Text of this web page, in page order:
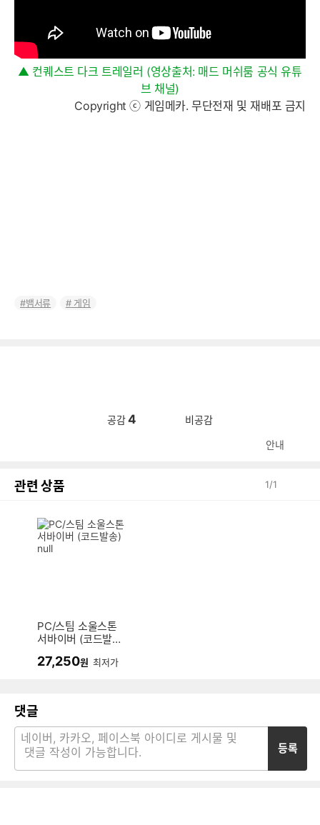
▲ 컨퀘스트 다크 트레일러 (영상출처: 매드 머쉬룸 공식 유튜
브 채널)
Copyright ⓒ 게임메카. 무단전재 및 재배포 금지
뱀서류 게임
공감 4 비공감
안내
관련 상품 1/1
PC/스팀 소울스톤
서바이버 (코드발송)
27,250원 최저가
댓글
등록